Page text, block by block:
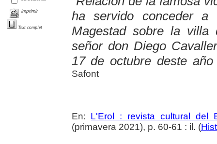
imprimir
Text complet
ha servido conceder
Magestad sobre la villa
señor don Diego
17 de octubre deste
Safont
En: L'Erol : revista cultural del
(primavera 2021), p. 60-61 : il. (